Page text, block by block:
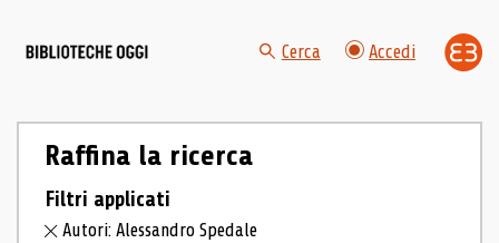
Cerca Accedi
Raffina la ricerca
Filtri applicati
Autori: Alessandro Spedale